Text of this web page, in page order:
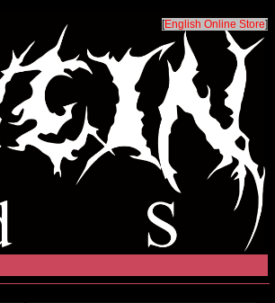
[English Online Store]